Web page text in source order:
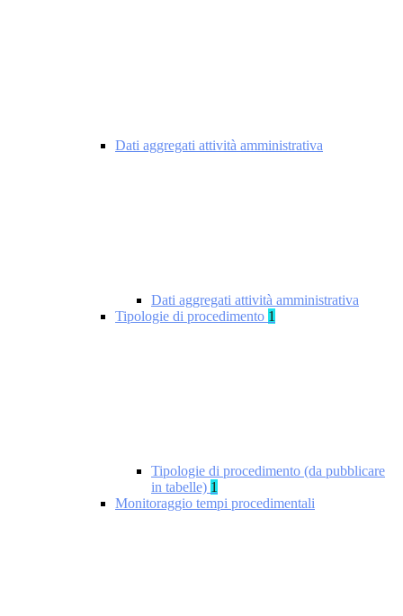
Dati aggregati attività amministrativa
Dati aggregati attività amministrativa
Tipologie di procedimento 1
Tipologie di procedimento (da pubblicare
in tabelle) 1
Monitoraggio tempi procedimentali